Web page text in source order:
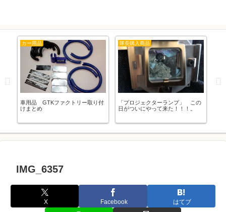
カー用品
車用品 GTKファクトリー取り付
けまとめ
隊長購入商品
「プロジェクターランプ」 この
日がついにやって来た！！！。
IMG_6357
X Facebook はてブ